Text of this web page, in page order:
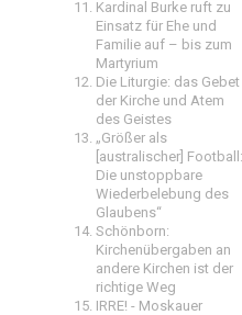
Kardinal Burke ruft zu
Einsatz für Ehe und
Familie auf – bis zum
Martyrium
Die Liturgie: das Gebet
der Kirche und Atem
des Geistes
„Größer als
[australischer] Football:
Die unstoppbare
Wiederbelebung des
Glaubens“
Schönborn:
Kirchenübergaben an
andere Kirchen ist der
richtige Weg
IRRE! - Moskauer